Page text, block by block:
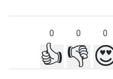
0 0 0
👍 👎